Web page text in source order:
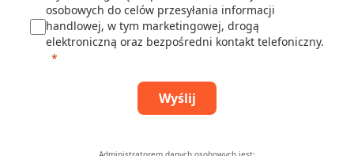
osobowych do celów przesyłania informacji
handlowej, w tym marketingowej, drogą
elektroniczną oraz bezpośredni kontakt telefoniczny.
Wyślij